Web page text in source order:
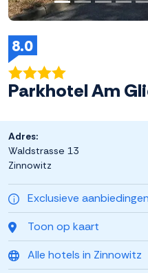
8.0
Parkhotel Am
Exclusieve
Toon op kaart
Alle hotels in Zinnowitz
Adres:
Waldstrasse 13
Zinnowitz